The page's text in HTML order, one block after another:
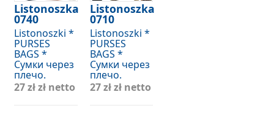
Listonoszka
0740
Listonoszki *
PURSES
BAGS *
Сумки через
плечо.
27 złzł netto
Listonoszka
0710
Listonoszki *
PURSES
BAGS *
Сумки через
плечо.
27 złzł netto